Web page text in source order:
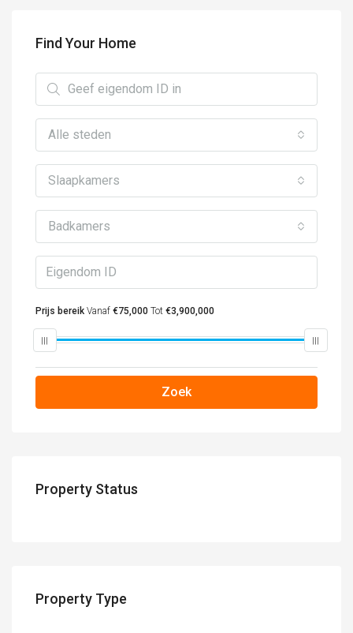
Find Your Home
Alle steden
Slaapkamers
Badkamers
Prijs bereik Vanaf €75,000 Tot €3,900,000
Zoek
Property Status
Property Type